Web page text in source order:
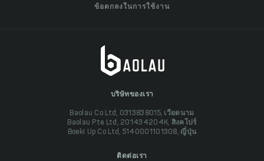
ข้อตกลงในการใช้งาน
บริษัทของเรา
Baolau Co Ltd, 0313838015, เวียดนาม
Baolau Pte Ltd, 201434204K, สิงคโปร์
Boeki Up Co Ltd, 5140001101308, ญี่ปุ่น
ติดต่อเรา